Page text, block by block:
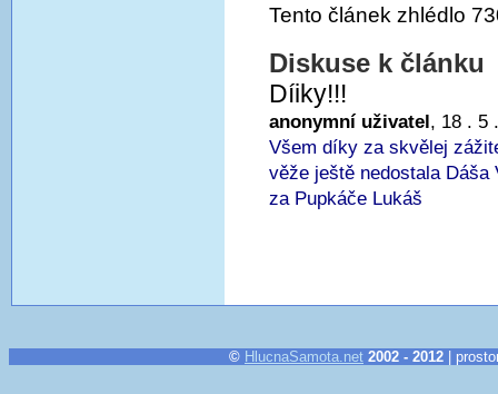
Tento článek zhlédlo
Diskuse k článku
Díiky!!!
anonymní uživatel, 18 . 5
Všem díky za skvělej
věže ještě nedostala Dáša
za Pupkáče Lukáš
© HlucnaSamota.net 2002 - 2012 |